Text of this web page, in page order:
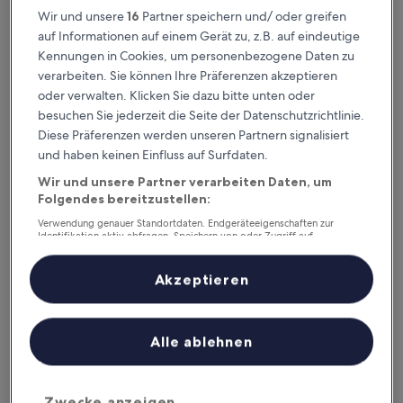
6. Aug. - 7. Aug.
7. Aug. - 8. Aug.
7. Aug. - 9. Aug.
Nächstes Wochenende
14. Aug. - 16. Aug.
Kanton Carrillo – wo
übernachten?
Hotels mit Parkplatz: Top-
Optionen in Sardinal
Hotel Riu Guanacaste - All Inclusive
Wir und unsere16 Partner speichern und/ oder greifen
auf Informationen auf einem Gerät zu, z.B. auf eindeutige
Kennungen in Cookies, um personenbezogene Daten zu
verarbeiten. Sie können Ihre Präferenzen akzeptieren
oder verwalten. Klicken Sie dazu bitte unten oder
besuchen Sie jederzeit die Seite der Datenschutzrichtlinie.
Diese Präferenzen werden unseren Partnern signalisiert
und haben keinen Einfluss auf Surfdaten.
Wir und unsere Partner verarbeiten Daten, um
Folgendes bereitzustellen:
Verwendung genauer Standortdaten. Endgeräteeigenschaften zur
Identifikation aktiv abfragen. Speichern von oder Zugriff auf
Inhalte, Messung von Werbeleistung und der Performance von Inhalten,
Zielgruppenforschung sowie Entwicklung und Verbesserung von
Liste der Partner (Lieferanten)
Alle ablehnen
Akzeptieren